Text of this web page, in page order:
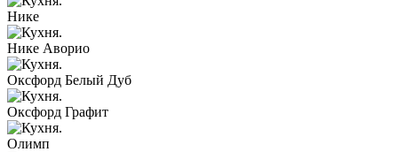
Нике
Нике Аворио
Оксфорд Белый Дуб
Оксфорд Графит
Олимп